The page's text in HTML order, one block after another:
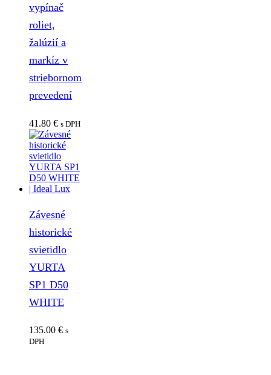
vypínač
roliet,
žalúzií a
markíz v
striebornom
prevedení
41.80 € s DPH
Závesné
historické
svietidlo
YURTA
SP1 D50
WHITE
135.00 € s
DPH